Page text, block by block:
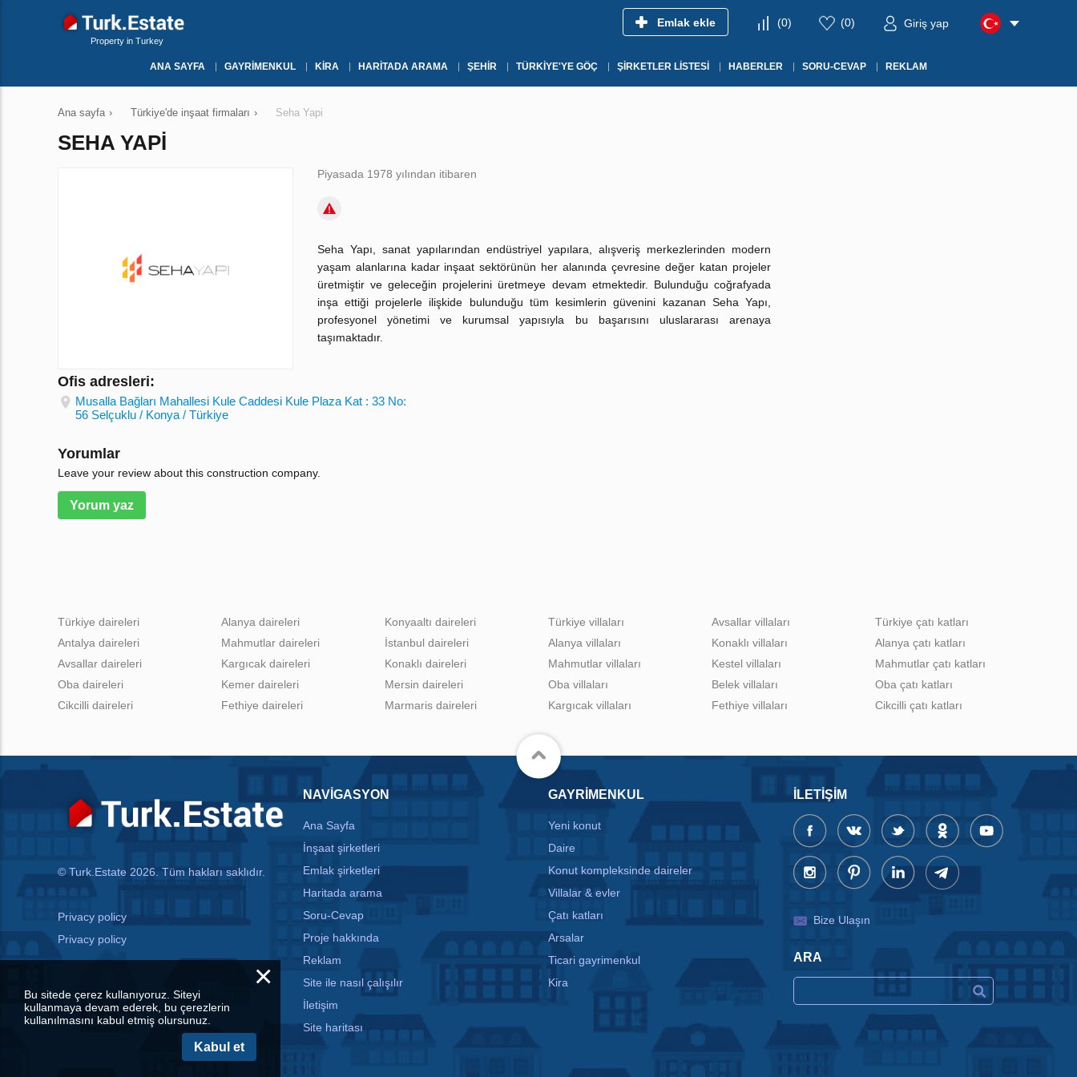
Property in Turkey
Emlak ekle (0) (0) Giriş yap
ANA SAYFA GAYRIMENKUL KIRA HARITADA ARAMA ŞEHIR TÜRKIYE'YE GÖÇ ŞIRKETLER LISTESI HABERLER SORU-CEVAP REKLAM
Ana sayfa › Türkiye'de inşaat firmaları › Seha Yapi
SEHA YAPI
Piyasada 1978 yılından itibaren
Seha Yapı, sanat yapılarından endüstriyel yapılara, alışveriş merkezlerinden modern
yaşam alanlarına kadar inşaat sektörünün her alanında çevresine değer katan projeler
üretmiştir ve geleceğin projelerini üretmeye devam etmektedir. Bulunduğu coğrafyada
inşa ettiği projelerle ilişkide bulunduğu tüm kesimlerin güvenini kazanan Seha Yapı,
profesyonel yönetimi ve kurumsal yapısıyla bu başarısını uluslararası arenaya
taşımaktadır.
Ofis adresleri:
Musalla Bağları Mahallesi Kule Caddesi Kule Plaza Kat : 33 No:
56 Selçuklu / Konya / Türkiye
Yorumlar
Leave your review about this construction company.
Yorum yaz
Türkiye daireleri
Antalya daireleri
Avsallar daireleri
Oba daireleri
Cikcilli daireleri
Alanya daireleri
Mahmutlar daireleri
Kargıcak daireleri
Kemer daireleri
Fethiye daireleri
Konyaaltı daireleri
İstanbul daireleri
Konaklı daireleri
Mersin daireleri
Marmaris daireleri
Türkiye villaları
Alanya villaları
Mahmutlar villaları
Oba villaları
Kargıcak villaları
Avsallar villaları
Konaklı villaları
Kestel villaları
Belek villaları
Fethiye villaları
Türkiye çatı katları
Alanya çatı katları
Mahmutlar çatı katları
Oba çatı katları
Cikcilli çatı katları
© Turk.Estate 2026. Tüm hakları saklıdır.
Privacy policy
Privacy policy
NAVIGASYON
Ana Sayfa
İnşaat şirketleri
Emlak şirketleri
Haritada arama
Soru-Cevap
Proje hakkında
Reklam
Site ile nasıl çalışılır
İletişim
Site haritası
GAYRIMENKUL
Yeni konut
Daire
Konut kompleksinde daireler
Villalar & evler
Çatı katları
Arsalar
Ticari gayrimenkul
Kira
İLETIŞIM
Bize Ulaşın
ARA
×
Bu sitede çerez kullanıyoruz. Siteyi
kullanmaya devam ederek, bu çerezlerin
kullanılmasını kabul etmiş olursunuz.
Kabul et